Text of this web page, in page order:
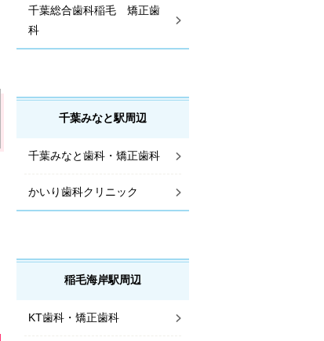
千葉総合歯科稲毛 矯正歯
科
千葉みなと駅周辺
千葉みなと歯科・矯正歯科
かいり歯科クリニック
稲毛海岸駅周辺
KT歯科・矯正歯科